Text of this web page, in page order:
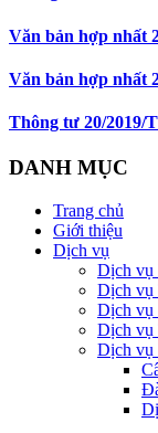
Văn bản hợp nhất
Văn bản hợp nhất
Thông tư 20/2019/
DANH MỤC
Trang chủ
Giới thiệu
Dịch vụ
Dịch vụ
Dịch vụ
Dịch vụ
Dịch vụ
Dịch vụ